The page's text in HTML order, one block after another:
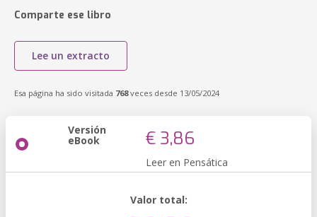
Comparte ese libro
Lee un extracto
Esa página ha sido visitada 768veces desde 13/05/2024
Versión
eBook € 3,86
Leer en Pensática
Valor total: